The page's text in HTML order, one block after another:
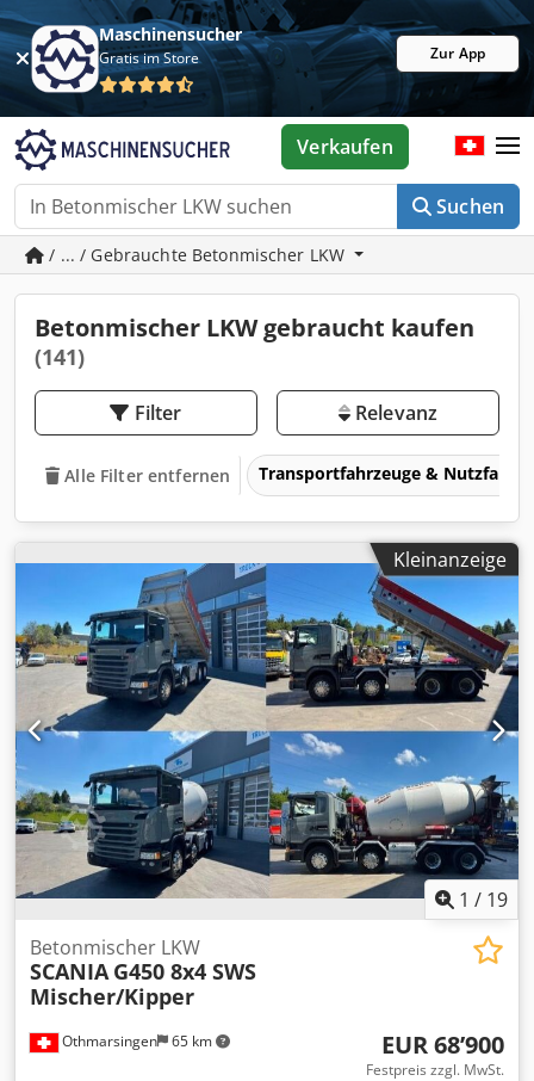
Maschinensucher
Gratis im Store Zur App
Suchen
Verkaufen
/ ... / Gebrauchte Betonmischer LKW
Betonmischer LKW gebraucht kaufen
(141)
Filter Relevanz
Alle Filter entfernen Transportfahrzeuge &
Kleinanzeige
1 / 19
Othmarsingen 65 km
Betonmischer LKW
SCANIA G450 8x4 SWS
Mischer/Kipper
EUR 68’900
Festpreis zzgl. MwSt.